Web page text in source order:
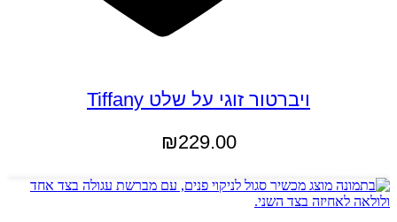
ויברטור זוגי על שלט Tiffany
₪229.00